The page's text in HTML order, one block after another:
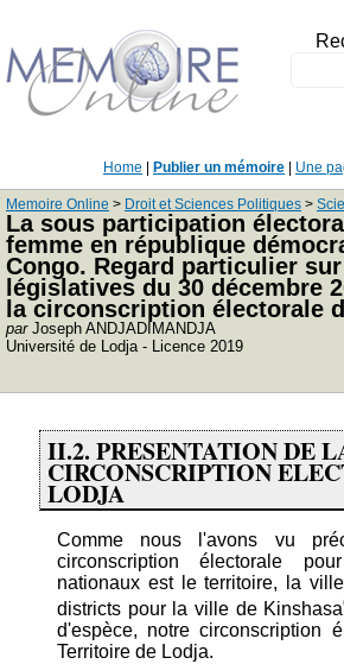
Home Publier un mémoire Une
Memoire Online > Droit et Sciences Politiques >
La sous participation
femme en république
Congo. Regard particulier
législatives du 30 décembre
la circonscription électorale
parJoseph ANDJADIMANDJA
Université de Lodja - Licence 2019
II.2. PRESENTATION DE
CIRCONSCRIPTION
LODJA
Comme nous l'avons vu
circonscription électorale
nationaux est le territoire, la
districts pour la ville de Kinshasa
d'espèce, notre circonscription
Territoire de Lodja.